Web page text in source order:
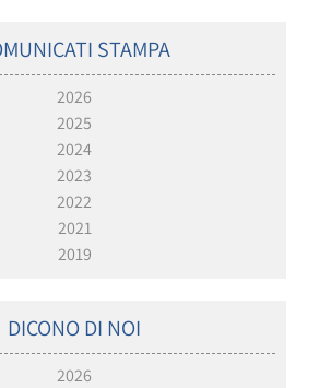
STAMPA
2026
2025
2024
2023
2022
2021
2019
DICONO DI NOI
2026